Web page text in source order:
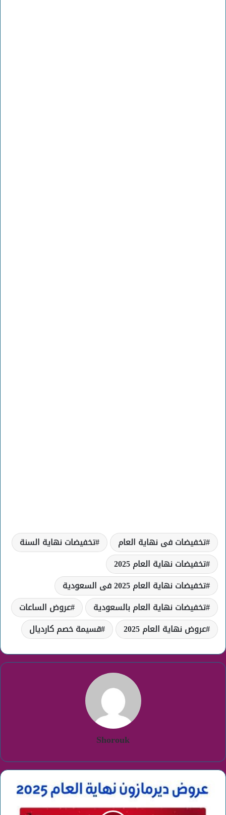
تخفيضات فى نهاية العام
تخفيضات نهاية السنة
تخفيضات نهاية العام 2025
تخفيضات نهاية العام 2025 فى السعودية
تخفيضات نهاية العام بالسعودية
عروض الساعات
عروض نهاية العام 2025
قسيمة خصم كارديال
Shorouk
عروض
ديرمازون
نهاية